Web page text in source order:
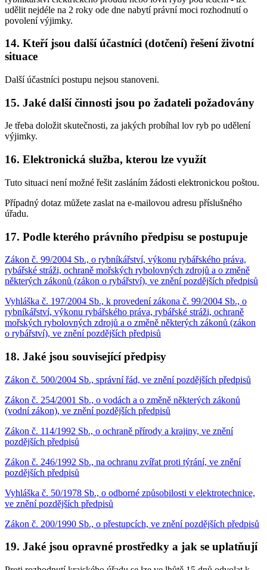
udělit nejdéle na 2 roky ode dne nabytí právní moci rozhodnutí o
povolení výjimky.
14. Kteří jsou další účastníci (dotčení) řešení životní
situace
Další účastníci postupu nejsou stanoveni.
15. Jaké další činnosti jsou po žadateli požadovány
Je třeba doložit skutečnosti, za jakých probíhal lov ryb po udělení
výjimky.
16. Elektronická služba, kterou lze využít
Tuto situaci není možné řešit zasláním žádosti elektronickou poštou.
Případný dotaz můžete zaslat na e-mailovou adresu příslušného
úřadu.
17. Podle kterého právního předpisu se postupuje
Zákon č. 99/2004 Sb., o rybníkářství, výkonu rybářského práva,
rybářské stráži, ochraně mořských rybolovných zdrojů a o změně
některých zákonů (zákon o rybářství), ve znění pozdějších předpisů
Vyhláška č. 197/2004 Sb., k provedení zákona č. 99/2004 Sb., o
rybníkářství, výkonu rybářského práva, rybářské stráži, ochraně
mořských rybolovných zdrojů a o změně některých zákonů (zákon
o rybářství), ve znění pozdějších předpisů
18. Jaké jsou související předpisy
Zákon č. 500/2004 Sb., správní řád, ve znění pozdějších předpisů
Zákon č. 254/2001 Sb., o vodách a o změně některých zákonů
(vodní zákon), ve znění pozdějších předpisů
Zákon č. 114/1992 Sb., o ochraně přírody a krajiny, ve znění
pozdějších předpisů
Zákon č. 246/1992 Sb., na ochranu zvířat proti týrání, ve znění
pozdějších předpisů
Vyhláška č. 50/1978 Sb., o odborné způsobilosti v elektrotechnice,
ve znění pozdějších předpisů
Zákon č. 200/1990 Sb., o přestupcích, ve znění pozdějších předpisů
19. Jaké jsou opravné prostředky a jak se uplatňují